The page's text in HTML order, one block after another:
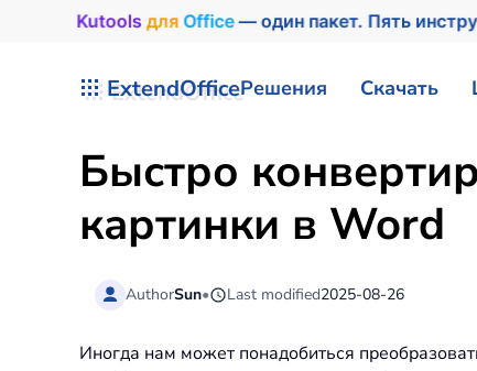
Kutools дляOffice— один пакет. Пять
ExtendOfficeРешения Скачать
Быстро
картинки в Word
AuthorSun• Last modified2025-08-26
Иногда нам может понадобиться